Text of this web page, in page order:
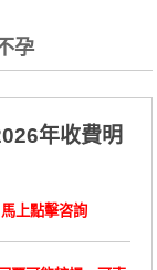
孕
年收費明
馬上點擊咨詢